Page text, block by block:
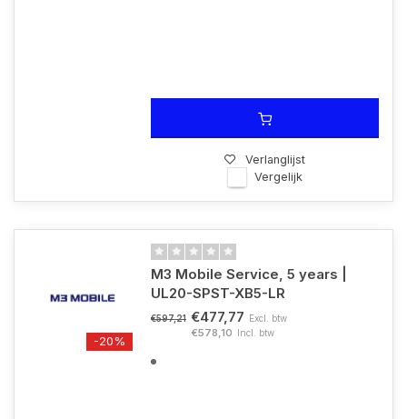
Verlanglijst
Vergelijk
-20%
M3 Mobile Service, 5 years |
UL20-SPST-XB5-LR
€597,21 €477,77 Excl. btw
€578,10 Incl. btw